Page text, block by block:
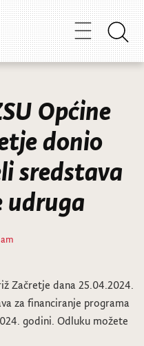
Općine
donio
sredstava
udruga
Začretje dana 25.04.2024.
za financiranje programa
godini. Odluku možete